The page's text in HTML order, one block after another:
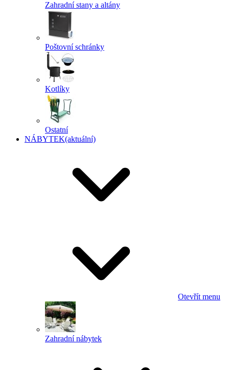
Zahradní stany a altány
Poštovní schránky
Kotlíky
Ostatní
NÁBYTEK(aktuální)
Otevřít menu
Zahradní nábytek